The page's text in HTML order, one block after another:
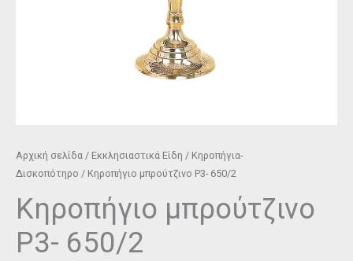
Αρχική σελίδα / Εκκλησιαστικά Είδη / Κηροπήγια-
Δισκοπότηρο / Κηροπήγιο μπρούτζινο P3- 650/2
Κηροπήγιο μπρούτζινο
P3- 650/2